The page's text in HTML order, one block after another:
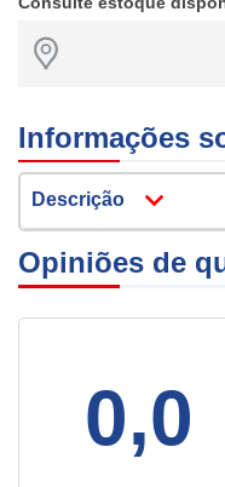
Informações
Descrição
Opiniões de
0,0